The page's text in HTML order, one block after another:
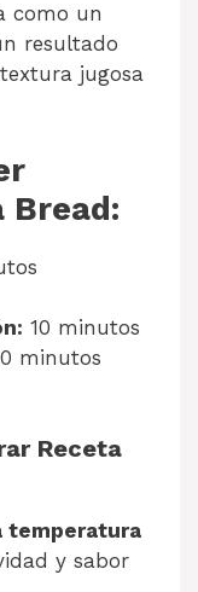
como un
resultado
jugosa
Bread:
10 minutos
minutos
Receta
temperatura
y sabor